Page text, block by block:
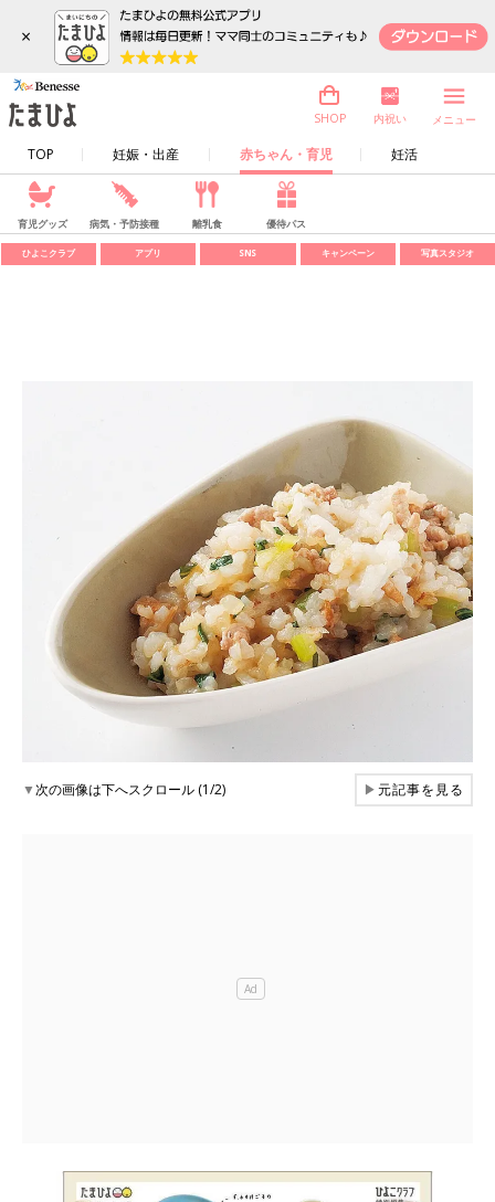
×
TOP 妊娠・出産 赤ちゃん・育児 妊活
SHOP 内祝い メニュー
育児グッズ 病気・予防接種 離乳食 優待パス
ひよこクラブ アプリ SNS キャンペーン 写真スタジオ
▼次の画像は下へスクロール (1/2) ▶元記事を見る